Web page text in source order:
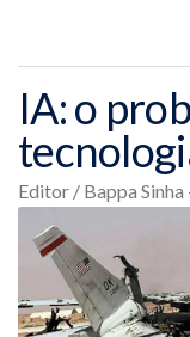
IA: o
Editor / Bappa